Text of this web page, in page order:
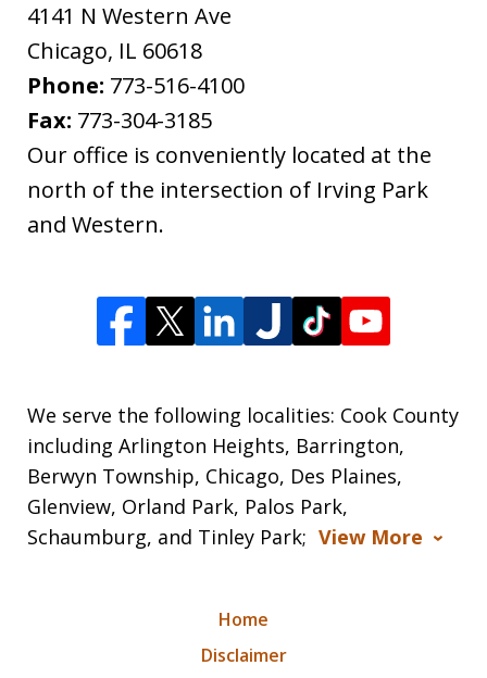
4141 N Western Ave
Chicago, IL 60618
Phone: 773-516-4100
Fax: 773-304-3185
Our office is conveniently located at the
north of the intersection of Irving Park
and Western.
We serve the following localities: Cook County
including Arlington Heights, Barrington,
Berwyn Township, Chicago, Des Plaines,
Glenview, Orland Park, Palos Park,
Schaumburg, and Tinley Park; View More
Home
Disclaimer